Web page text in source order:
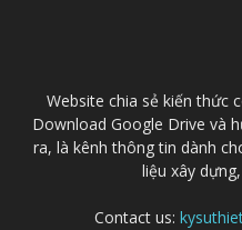
Website chia sẻ kiến thức
Download Google Drive và
ra, là kênh thông tin dành
liệu xây
Contact us: